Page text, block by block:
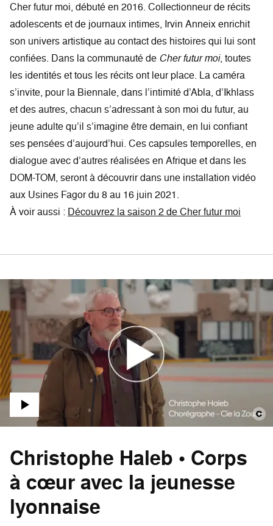
Cher futur moi, débuté en 2016. Collectionneur de récits
adolescents et de journaux intimes, Irvin Anneix enrichit
son univers artistique au contact des histoires qui lui sont
confiées. Dans la communauté de Cher futur moi, toutes
les identités et tous les récits ont leur place. La caméra
s’invite, pour la Biennale, dans l’intimité d’Abla, d’Ikhlass
et des autres, chacun s’adressant à son moi du futur, au
jeune adulte qu’il s’imagine être demain, en lui confiant
ses pensées d’aujourd’hui. Ces capsules temporelles, en
dialogue avec d’autres réalisées en Afrique et dans les
DOM-TOM, seront à découvrir dans une installation vidéo
aux Usines Fagor du 8 au 16 juin 2021.
À voir aussi : Découvrez la saison 2 de Cher futur moi
Christophe Haleb • Corps
à cœur avec la jeunesse
lyonnaise